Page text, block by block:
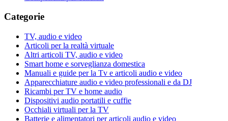
Categorie
TV, audio e video
Articoli per la realtà virtuale
Altri articoli TV, audio e video
Smart home e sorveglianza domestica
Manuali e guide per la Tv e articoli audio e video
Apparecchiature audio e video professionali e da DJ
Ricambi per TV e home audio
Dispositivi audio portatili e cuffie
Occhiali virtuali per la TV
Batterie e alimentatori per articoli audio e video